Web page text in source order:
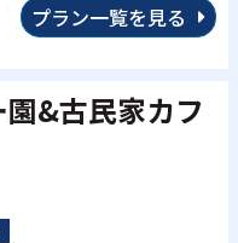
プラン一覧を見る
&古民家カフ